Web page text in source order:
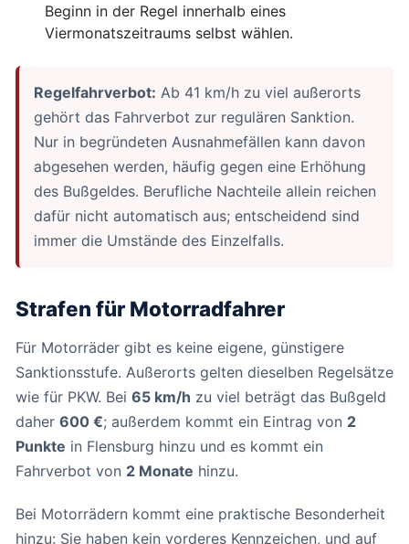
Beginn in der Regel innerhalb eines
Viermonatszeitraums selbst wählen.
Regelfahrverbot: Ab 41 km/h zu viel außerorts
gehört das Fahrverbot zur regulären Sanktion.
Nur in begründeten Ausnahmefällen kann davon
abgesehen werden, häufig gegen eine Erhöhung
des Bußgeldes. Berufliche Nachteile allein reichen
dafür nicht automatisch aus; entscheidend sind
immer die Umstände des Einzelfalls.
Strafen für Motorradfahrer
Für Motorräder gibt es keine eigene, günstigere
Sanktionsstufe. Außerorts gelten dieselben Regelsätze
wie für PKW. Bei 65 km/h zu viel beträgt das Bußgeld
daher 600 €; außerdem kommt ein Eintrag von 2
Punkte in Flensburg hinzu und es kommt ein
Fahrverbot von 2 Monate hinzu.
Bei Motorrädern kommt eine praktische Besonderheit
hinzu: Sie haben kein vorderes Kennzeichen, und auf